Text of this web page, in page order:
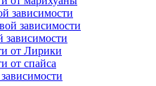
зависимости
зависимости
зависимости
от Лирики
от спайса